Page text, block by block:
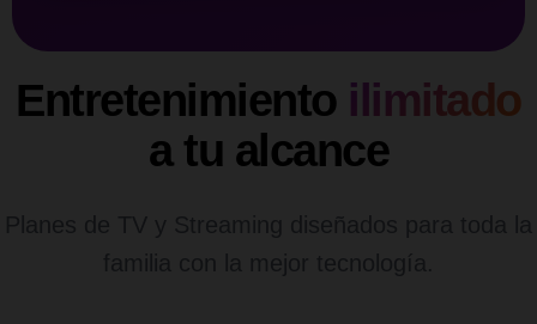
Entretenimiento ilimitado
a tu alcance